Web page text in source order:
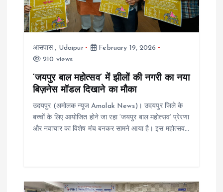
g
आसपास, Udaipur
February 19, 2026
210 views
‘जयपुर बाल महोत्सव’ में झीलों की नगरी का नया
बिज़नेस मॉडल दिखाने का मौका
उदयपुर (अमोलक न्यूज Amolak News)। उदयपुर जिले के
बच्चों के लिए आयोजित होने जा रहा ‘जयपुर बाल महोत्सव’ प्रेरणा
और नवाचार का विशेष मंच बनकर सामने आया है। इस महोत्सव…